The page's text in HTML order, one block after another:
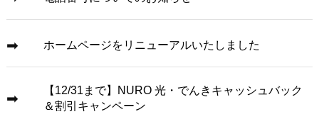
ホームページをリニューアルいたしました
【12/31まで】NURO 光・でんきキャッシュバック
＆割引キャンペーン